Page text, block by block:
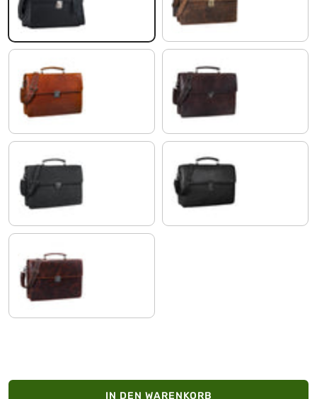
schwarz sepia - braun
brandy - braun espresso - braun
anthrazit obsidian schwarz
milano - braun
IN DEN WARENKORB